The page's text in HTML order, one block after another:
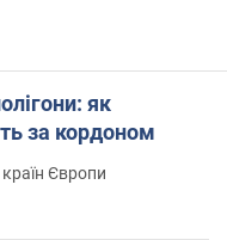
як
за кордоном
країн Європи